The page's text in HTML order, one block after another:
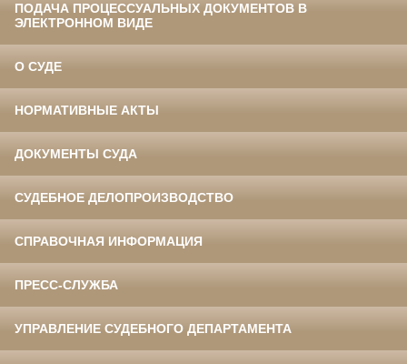
ПОДАЧА ПРОЦЕССУАЛЬНЫХ ДОКУМЕНТОВ В
ЭЛЕКТРОННОМ ВИДЕ
О СУДЕ
НОРМАТИВНЫЕ АКТЫ
ДОКУМЕНТЫ СУДА
СУДЕБНОЕ ДЕЛОПРОИЗВОДСТВО
СПРАВОЧНАЯ ИНФОРМАЦИЯ
ПРЕСС-СЛУЖБА
УПРАВЛЕНИЕ СУДЕБНОГО ДЕПАРТАМЕНТА